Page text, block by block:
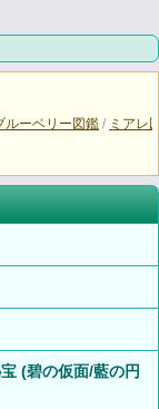
ルーベリー図鑑 / ミアレ
(碧の仮面/藍の円